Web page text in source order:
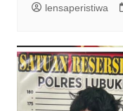
lensaperistiwa